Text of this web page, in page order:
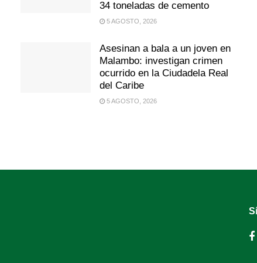
34 toneladas de cemento
5 AGOSTO, 2026
Asesinan a bala a un joven en
Malambo: investigan crimen
ocurrido en la Ciudadela Real
del Caribe
5 AGOSTO, 2026